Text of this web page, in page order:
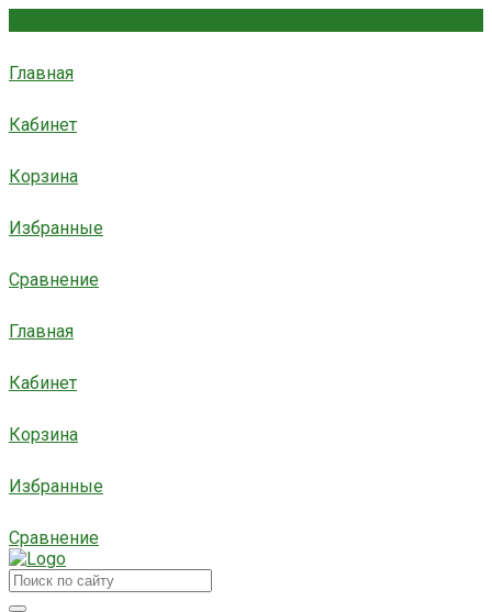
Главная
Кабинет
Корзина
Избранные
Сравнение
Главная
Кабинет
Корзина
Избранные
Сравнение